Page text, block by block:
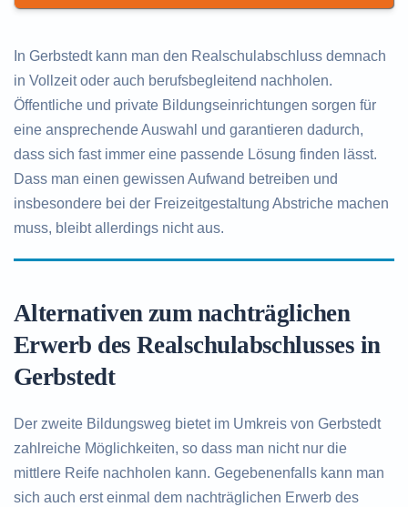
In Gerbstedt kann man den Realschulabschluss demnach
in Vollzeit oder auch berufsbegleitend nachholen.
Öffentliche und private Bildungseinrichtungen sorgen für
eine ansprechende Auswahl und garantieren dadurch,
dass sich fast immer eine passende Lösung finden lässt.
Dass man einen gewissen Aufwand betreiben und
insbesondere bei der Freizeitgestaltung Abstriche machen
muss, bleibt allerdings nicht aus.
Alternativen zum nachträglichen
Erwerb des Realschulabschlusses in
Gerbstedt
Der zweite Bildungsweg bietet im Umkreis von Gerbstedt
zahlreiche Möglichkeiten, so dass man nicht nur die
mittlere Reife nachholen kann. Gegebenenfalls kann man
sich auch erst einmal dem nachträglichen Erwerb des